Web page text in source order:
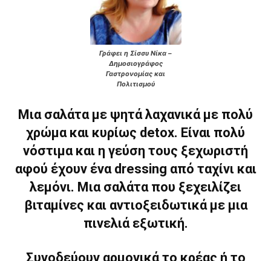
Γράφει η Σίσσυ Νίκα –
Δημοσιογράφος
Γαστρονομίας και
Πολιτισμού
Μια σαλάτα με ψητά λαχανικά με πολύ
χρώμα και κυρίως detox. Είναι πολύ
νόστιμα και η γεύση τους ξεχωριστή
αφού έχουν ένα dressing από ταχίνι και
λεμόνι. Μια σαλάτα που ξεχειλίζει
βιταμίνες και αντιοξειδωτικά με μια
πινελιά εξωτική.
Συνοδεύουν αρμονικά το κρέας ή το